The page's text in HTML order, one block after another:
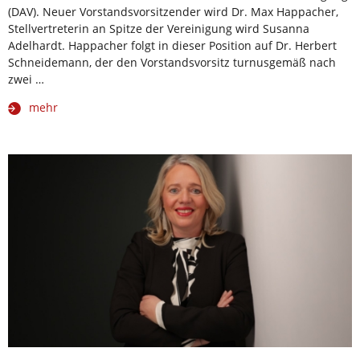
(DAV). Neuer Vorstandsvorsitzender wird Dr. Max Happacher,
Stellvertreterin an Spitze der Vereinigung wird Susanna
Adelhardt. Happacher folgt in dieser Position auf Dr. Herbert
Schneidemann, der den Vorstandsvorsitz turnusgemäß nach
zwei …
mehr